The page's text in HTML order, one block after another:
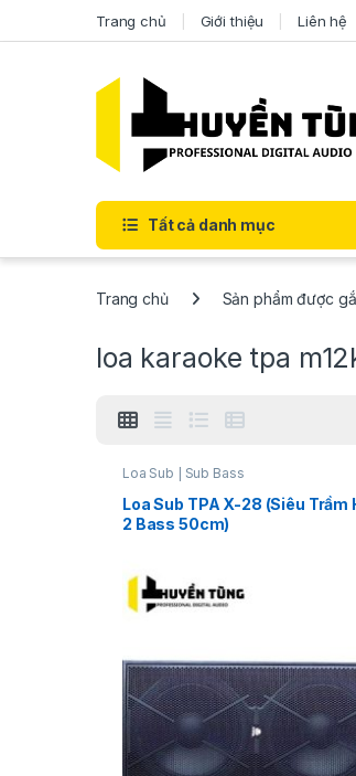
Trang chủ Giới thiệu Liên hệ
Tất cả danh mục
Trang chủ Sản phẩm được
loa karaoke tpa
Loa Sub | Sub Bass
Loa Sub TPA X-28 (Siêu Trầm
2 Bass 50cm)